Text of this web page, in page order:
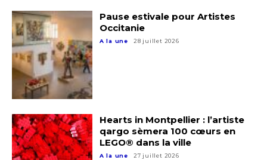
Pause estivale pour Artistes
Occitanie
A la une 28 juillet 2026
Hearts in Montpellier : l’artiste
qargo sèmera 100 cœurs en
LEGO® dans la ville
A la une 27 juillet 2026